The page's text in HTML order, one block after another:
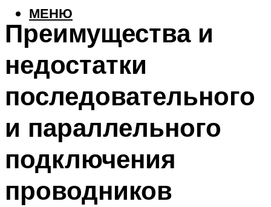
МЕНЮ
Преимущества и
недостатки
последовательного
и параллельного
подключения
проводников